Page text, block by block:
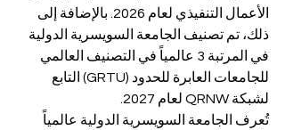
الأعمال التنفيذي لعام 2026. بالإضافة إلى
ذلك، تم تصنيف الجامعة السويسرية الدولية
في المرتبة 3 عالمياً في التصنيف العالمي
للجامعات العابرة للحدود (GRTU) التابع
لشبكة QRNW لعام 2027.
تُعرف الجامعة السويسرية الدولية عالمياً